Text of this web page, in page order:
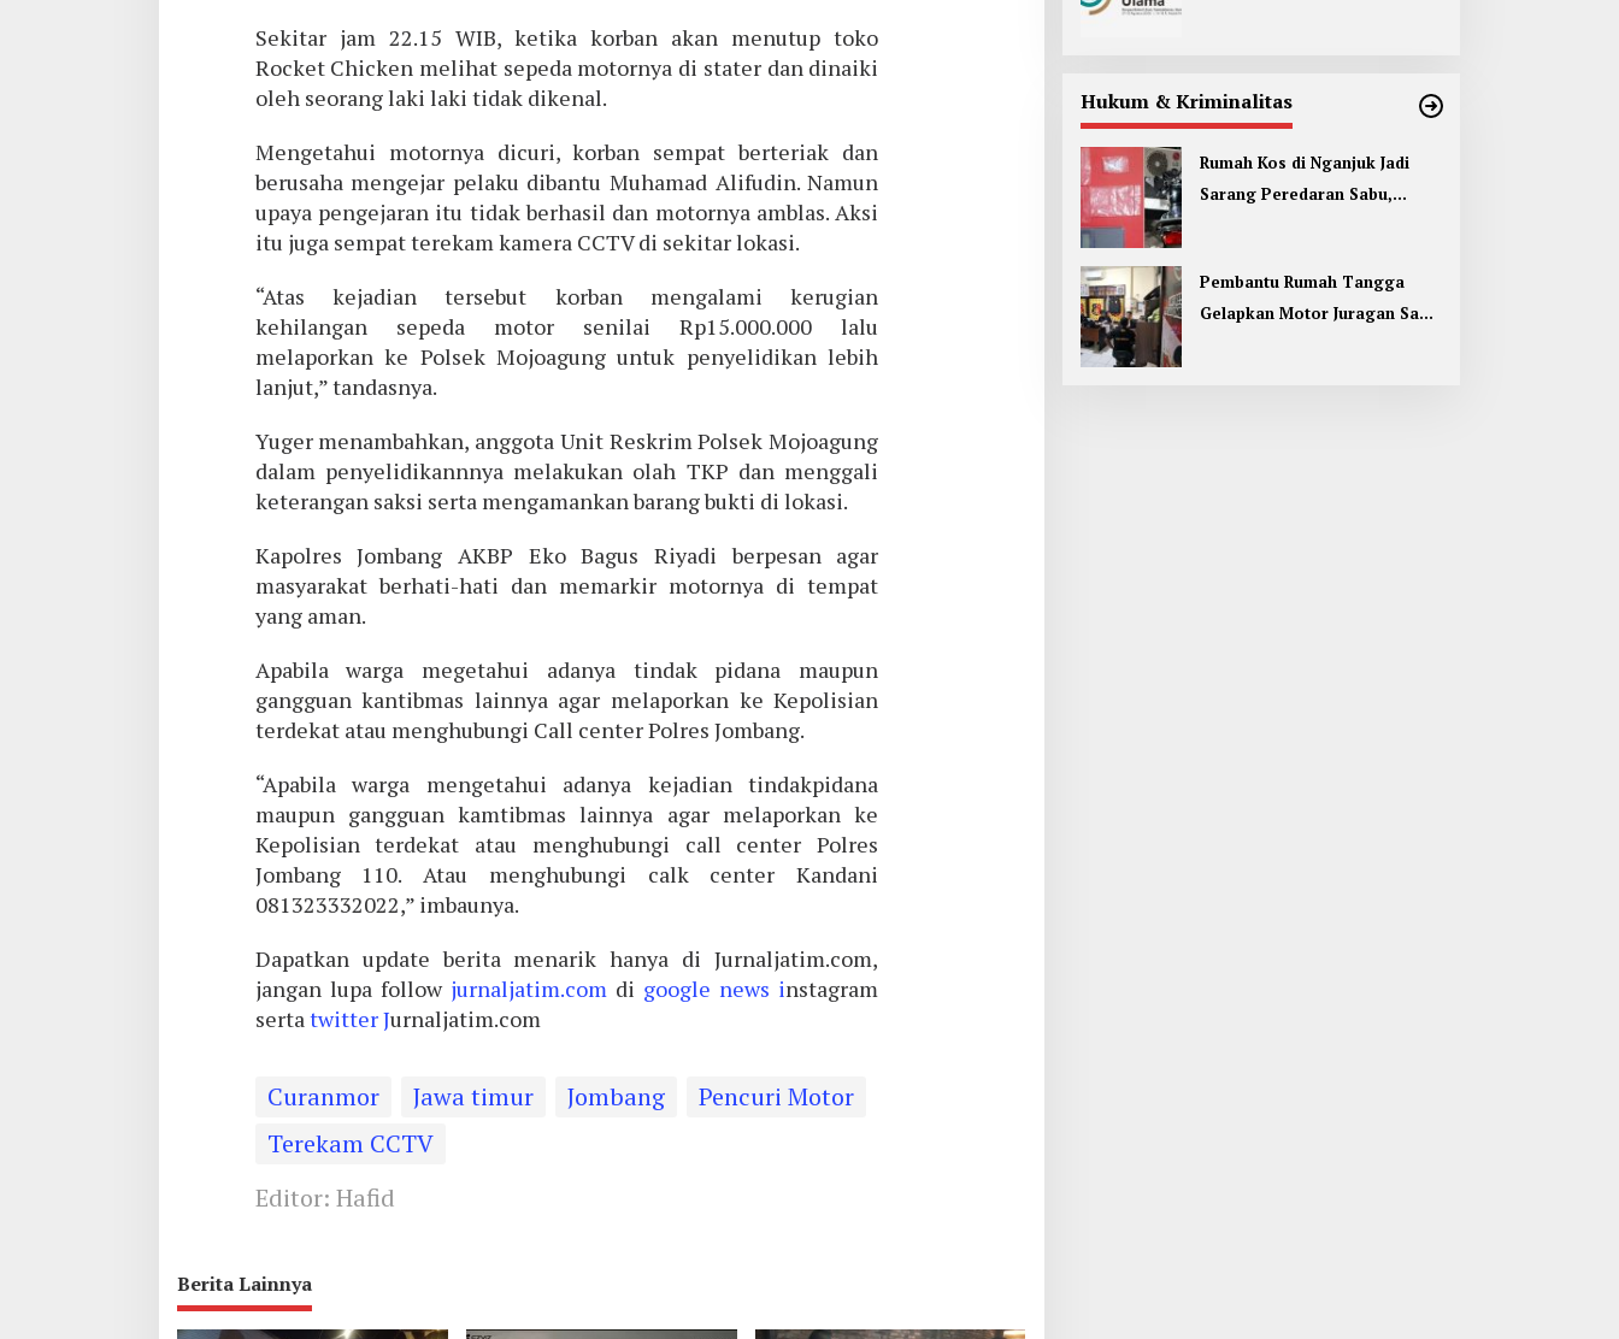
Sekitar jam 22.15 WIB, ketika korban akan menutup toko
Rocket Chicken melihat sepeda motornya di stater dan dinaiki
oleh seorang laki laki tidak dikenal.
Mengetahui motornya dicuri, korban sempat berteriak dan
berusaha mengejar pelaku dibantu Muhamad Alifudin. Namun
upaya pengejaran itu tidak berhasil dan motornya amblas. Aksi
itu juga sempat terekam kamera CCTV di sekitar lokasi.
“Atas kejadian tersebut korban mengalami kerugian
kehilangan sepeda motor senilai Rp15.000.000 lalu
melaporkan ke Polsek Mojoagung untuk penyelidikan lebih
lanjut,” tandasnya.
Yuger menambahkan, anggota Unit Reskrim Polsek Mojoagung
dalam penyelidikannnya melakukan olah TKP dan menggali
keterangan saksi serta mengamankan barang bukti di lokasi.
Kapolres Jombang AKBP Eko Bagus Riyadi berpesan agar
masyarakat berhati-hati dan memarkir motornya di tempat
yang aman.
Apabila warga megetahui adanya tindak pidana maupun
gangguan kantibmas lainnya agar melaporkan ke Kepolisian
terdekat atau menghubungi Call center Polres Jombang.
“Apabila warga mengetahui adanya kejadian tindakpidana
maupun gangguan kamtibmas lainnya agar melaporkan ke
Kepolisian terdekat atau menghubungi call center Polres
Jombang 110. Atau menghubungi calk center Kandani
081323332022,” imbaunya.
Dapatkan update berita menarik hanya di Jurnaljatim.com,
jangan lupa follow jurnaljatim.com di google news instagram
serta twitter Jurnaljatim.com
Curanmor Jawa timur Jombang
Pencuri Motor
Terekam CCTV
Editor: Hafid
Berita Lainnya
Hukum & Kriminalitas
Rumah Kos di Nganjuk Jadi
Sarang Peredaran Sabu,
Pembantu Rumah Tangga
Gelapkan Motor Juragan Sapi